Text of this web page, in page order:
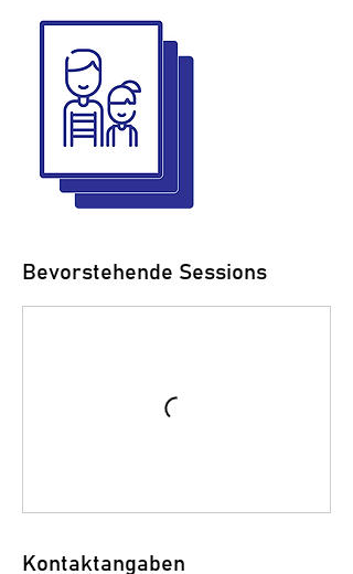
Bevorstehende Sessions
Kontaktangaben